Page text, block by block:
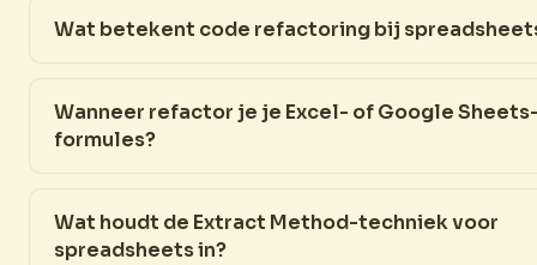
Wat betekent code refactoring bij
Wanneer refactor je je Excel- of Google
formules?
Wat houdt de Extract Method-techniek voor
spreadsheets in?